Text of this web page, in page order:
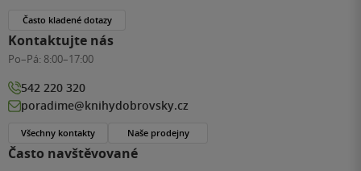
Často navštěvované
Často kladené dotazy
Kontaktujte nás
Po–Pá: 8:00–17:00
542 220 320
poradime@knihydobrovsky.cz
Všechny kontakty Naše prodejny